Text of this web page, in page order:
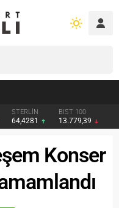
STERLİN
64,4281
BIST 100
13.779,39
Konser